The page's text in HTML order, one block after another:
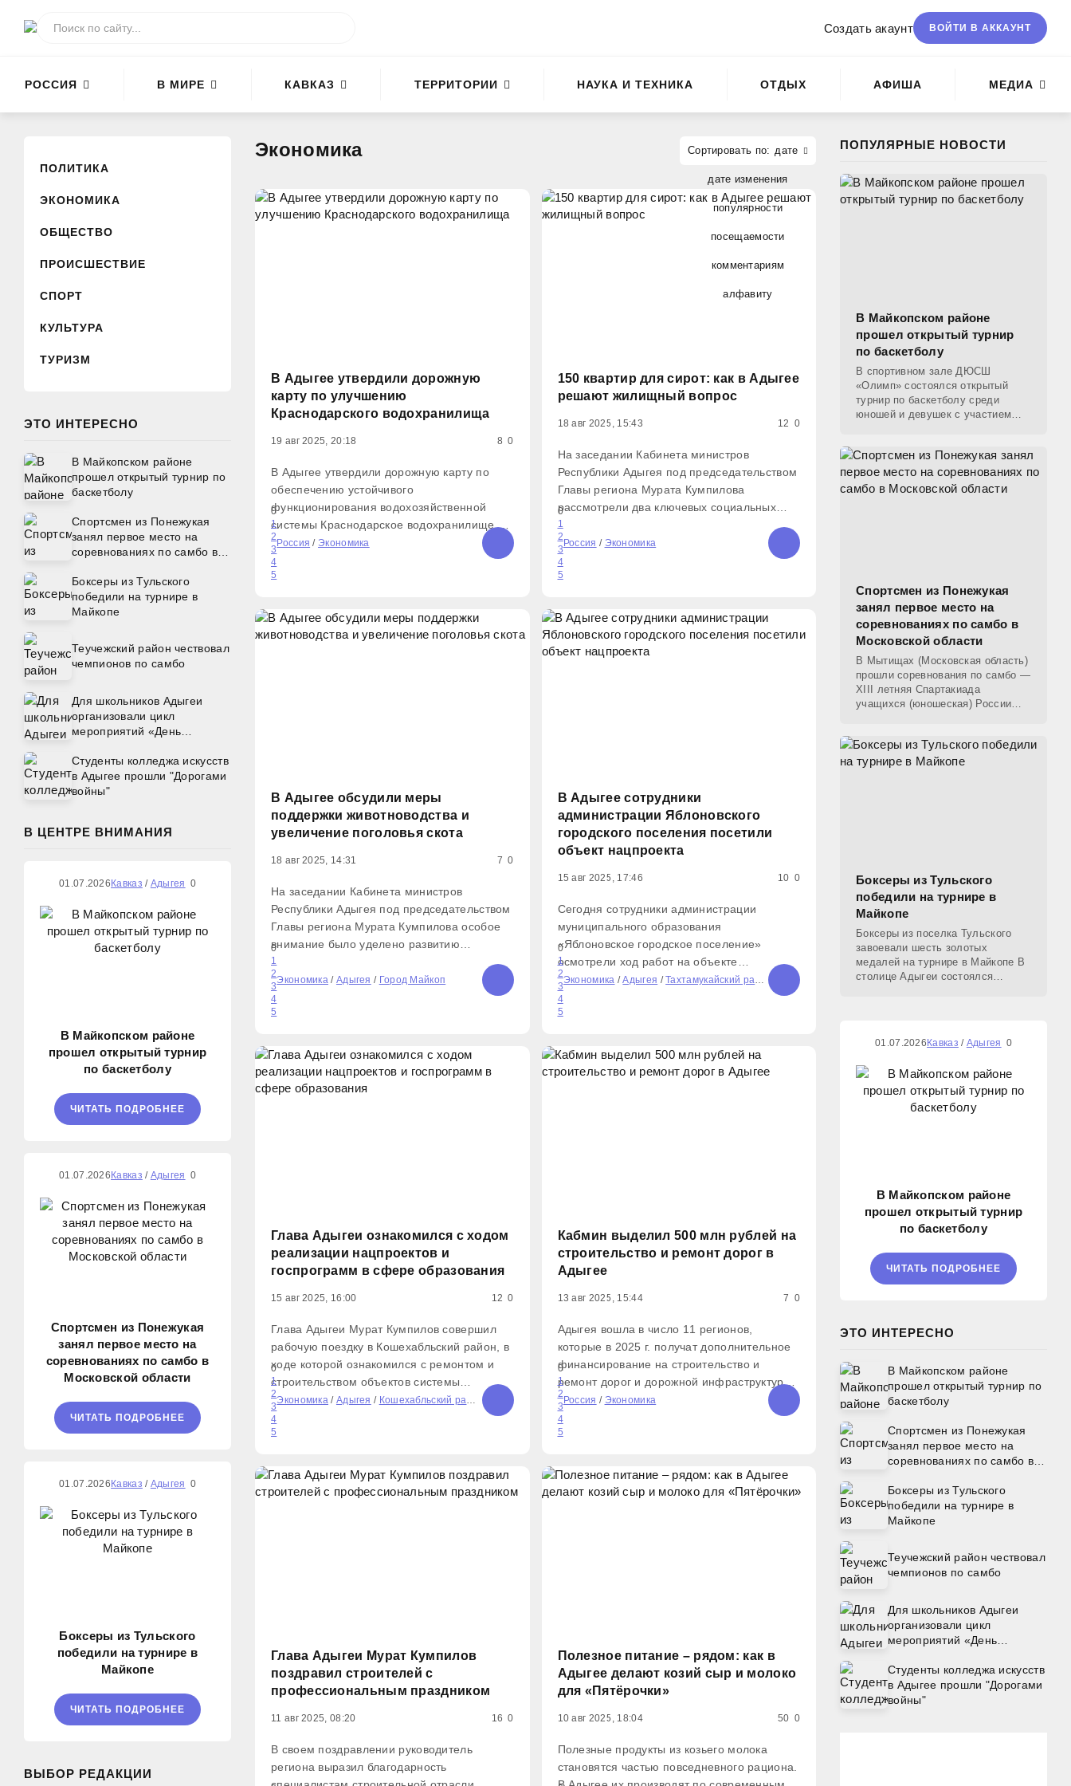
Создать акаунт ВОЙТИ В АККАУНТ
РОССИЯ В МИРЕ КАВКАЗ ТЕРРИТОРИИ НАУКА И ТЕХНИКА ОТДЫХ АФИША МЕДИА
ПОЛИТИКА
ЭКОНОМИКА
ОБЩЕСТВО
ПРОИСШЕСТВИЕ
СПОРТ
КУЛЬТУРА
ТУРИЗМ
ЭТО ИНТЕРЕСНО
В Майкопском районе
прошел открытый турнир по
баскетболу
Спортсмен из Понежукая
занял первое место на
соревнованиях по самбо в
Боксеры из Тульского
победили на турнире в
Майкопе
Теучежский район чествовал
чемпионов по самбо
Для школьников Адыгеи
организовали цикл
мероприятий «День
Студенты колледжа искусств
в Адыгее прошли "Дорогами
войны"
В ЦЕНТРЕ ВНИМАНИЯ
01.07.2026 Кавказ / Адыгея 0
В Майкопском районе
прошел открытый турнир
по баскетболу
ЧИТАТЬ ПОДРОБНЕЕ
01.07.2026 Кавказ / Адыгея 0
Спортсмен из Понежукая
занял первое место на
соревнованиях по самбо в
Московской области
ЧИТАТЬ ПОДРОБНЕЕ
01.07.2026 Кавказ / Адыгея 0
Боксеры из Тульского
победили на турнире в
Майкопе
ЧИТАТЬ ПОДРОБНЕЕ
ВЫБОР РЕДАКЦИИ
Экономика дате
дате изменения
популярности
посещаемости
комментариям
алфавиту
В Адыгее утвердили дорожную
карту по улучшению
Краснодарского водохранилища
19 авг 2025, 20:18 8 0
В Адыгее утвердили дорожную карту по
обеспечению устойчивого
функционирования водохозяйственной
системы Краснодарское водохранилище —
Нижняя Кубань. Об этом сообщается на
официальном сайте органов
исполнительной власти республики.
Росводоресурсы и кабмин Адыгеи.
0
1
2
3
4
5
Россия / Экономика
150 квартир для сирот: как в Адыгее
решают жилищный вопрос
18 авг 2025, 15:43 12 0
На заседании Кабинета министров
Республики Адыгея под председательством
Главы региона Мурата Кумпилова
рассмотрели два ключевых социальных
вопроса: обеспечение жильём детей-сирот
и расселение аварийного жилищного
фонда. Первый заместитель министра
строительства, транспорта, ЖКХ и
0
1
2
3
4
5
Россия / Экономика
В Адыгее обсудили меры
поддержки животноводства и
увеличение поголовья скота
18 авг 2025, 14:31 7 0
На заседании Кабинета министров
Республики Адыгея под председательством
Главы региона Мурата Кумпилова особое
внимание было уделено развитию
животноводческого комплекса. В ходе
совещания рассматривались
стратегические вопросы: Меры
государственной поддержки
0
1
2
3
4
5
Экономика / Адыгея / Город Майкоп
В Адыгее сотрудники
администрации Яблоновского
городского поселения посетили
объект нацпроекта
15 авг 2025, 17:46 10 0
Сегодня сотрудники администрации
муниципального образования
«Яблоновское городское поселение»
осмотрели ход работ на объекте
национального проекта «Инфраструктура
для жизни» по ул. Калинина. Глава
Республики Адыгея Мурат Кумпилов
большое внимание уделяется
0
1
2
3
4
5
Экономика /Адыгея /Тахтамукайский район
Глава Адыгеи ознакомился с ходом
реализации нацпроектов и
госпрограмм в сфере образования
15 авг 2025, 16:00 12 0
Глава Адыгеи Мурат Кумпилов совершил
рабочую поездку в Кошехабльский район, в
ходе которой ознакомился с ремонтом и
строительством объектов системы
образования. Первым пунктом посещения
стала школа №8 в селе Натырбово, где
завершается капитальный ремонт. Работы
0
1
2
3
4
5
Экономика / Адыгея / Кошехабльский район
Кабмин выделил 500 млн рублей на
строительство и ремонт дорог в
Адыгее
13 авг 2025, 15:44 7 0
Адыгея вошла в число 11 регионов,
которые в 2025 г. получат дополнительное
финансирование на строительство и
ремонт дорог и дорожной инфраструктуры.
Распоряжение подписал премьер-министр
Михаил Мишустин. Всего на эти цели
выделят более 16,6 млрд руб., из них 500
0
1
2
3
4
5
Россия / Экономика
Глава Адыгеи Мурат Кумпилов
поздравил строителей с
профессиональным праздником
11 авг 2025, 08:20 16 0
В своем поздравлении руководитель
региона выразил благодарность
Полезное питание – рядом: как в
Адыгее делают козий сыр и молоко
для «Пятёрочки»
10 авг 2025, 18:04 50 0
Полезные продукты из козьего молока
становятся частью повседневного рациона.
ПОПУЛЯРНЫЕ НОВОСТИ
В Майкопском районе
прошел открытый турнир
по баскетболу
В спортивном зале ДЮСШ
«Олимп» состоялся открытый
турнир по баскетболу среди
юношей и девушек с участием
соревнования собрали семь
команд
Спортсмен из Понежукая
занял первое место на
соревнованиях по самбо в
Московской области
В Мытищах (Московская область)
прошли соревнования по самбо —
XIII летняя Спартакиада
учащихся (юношеская) России
спортсмен Аскер Цику из аула
Боксеры из Тульского
победили на турнире в
Майкопе
Боксеры из поселка Тульского
завоевали шесть золотых
медалей на турнире в Майкопе В
столице Адыгеи состоялся
01.07.2026 Кавказ / Адыгея 0
В Майкопском районе
прошел открытый турнир
по баскетболу
ЧИТАТЬ ПОДРОБНЕЕ
ЭТО ИНТЕРЕСНО
В Майкопском районе
прошел открытый турнир по
баскетболу
Спортсмен из Понежукая
занял первое место на
соревнованиях по самбо в
Боксеры из Тульского
победили на турнире в
Майкопе
Теучежский район чествовал
чемпионов по самбо
Для школьников Адыгеи
организовали цикл
мероприятий «День
Студенты колледжа искусств
в Адыгее прошли "Дорогами
войны"